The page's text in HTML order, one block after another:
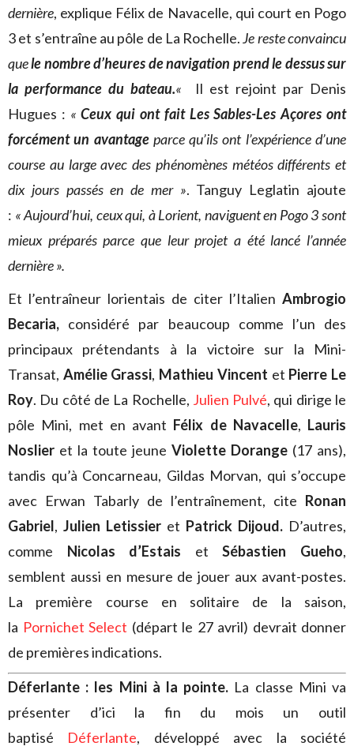
dernière, explique Félix de Navacelle, qui court en Pogo
3 et s’entraîne au pôle de La Rochelle.Je reste convaincu
quele nombre d’heures de navigation prend le dessus sur
la performance du bateau.«
Il est rejoint par Denis
Hugues : «Ceux qui ont fait Les Sables-Les Açores ont
forcément un avantageparce qu’ils ont l’expérience d’une
course au large avec des phénomènes météos différents et
dix jours passés en de mer ». Tanguy Leglatin ajoute
: « Aujourd’hui, ceux qui, à Lorient, naviguent en Pogo 3 sont
mieux préparés parce que leur projet a été lancé l’année
dernière ».
Et l’entraîneur lorientais de citer l’Italien Ambrogio
Becaria, considéré par beaucoup comme l’un des
principaux prétendants à la victoire sur la Mini-
Transat, Amélie Grassi, Mathieu Vincent et Pierre Le
Roy. Du côté de La Rochelle, Julien Pulvé, qui dirige le
pôle Mini, met en avant Félix de Navacelle, Lauris
Noslier et la toute jeune Violette Dorange (17 ans),
tandis qu’à Concarneau, Gildas Morvan, qui s’occupe
avec Erwan Tabarly de l’entraînement, cite Ronan
Gabriel, Julien Letissier et Patrick Dijoud. D’autres,
comme Nicolas d’Estais etSébastien Gueho,
semblent aussi en mesure de jouer aux avant-postes.
La première course en solitaire de la saison,
la Pornichet Select (départ le 27 avril) devrait donner
de premières indications.
Déferlante : les Mini à la pointe. La classe Mini va
présenter d’ici la fin du mois un outil
baptisé Déferlante, développé avec la société